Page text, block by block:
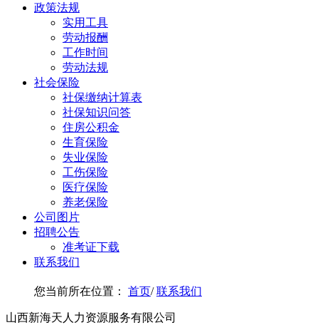
政策法规
实用工具
劳动报酬
工作时间
劳动法规
社会保险
社保缴纳计算表
社保知识问答
住房公积金
生育保险
失业保险
工伤保险
医疗保险
养老保险
公司图片
招聘公告
准考证下载
联系我们
您当前所在位置： 首页/联系我们
山西新海天人力资源服务有限公司